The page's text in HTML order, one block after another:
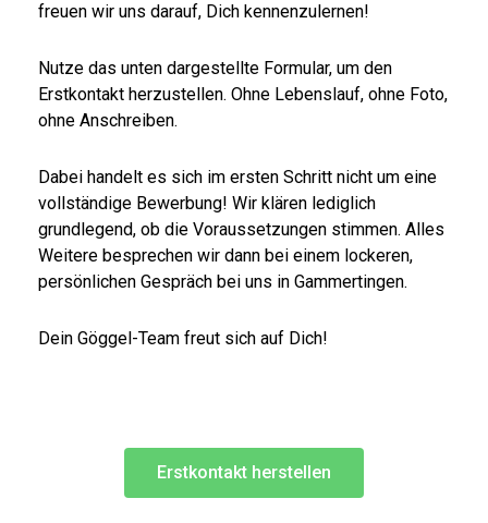
freuen wir uns darauf, Dich kennenzulernen!
Nutze das unten dargestellte Formular, um den
Erstkontakt herzustellen. Ohne Lebenslauf, ohne Foto,
ohne Anschreiben.
Dabei handelt es sich im ersten Schritt nicht um eine
vollständige Bewerbung! Wir klären lediglich
grundlegend, ob die Voraussetzungen stimmen. Alles
Weitere besprechen wir dann bei einem lockeren,
persönlichen Gespräch bei uns in Gammertingen.
Dein Göggel-Team freut sich auf Dich!
Erstkontakt herstellen